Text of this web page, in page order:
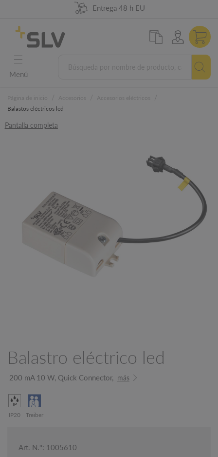
98 % de disponibilidad de la mercancía
Entrega 48 h EU
5 años de garantía
German Engineering
Menú
Balastos eléctricos led
Pantalla completa
Balastro eléctrico led
200 mA 10 W, Quick Connector, más
IP20 Treiber
Art. N.º: 1005610